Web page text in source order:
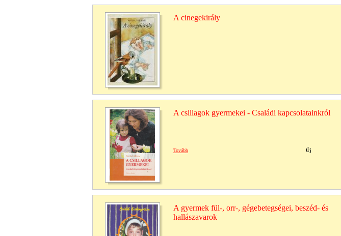
A cinegekirály
A csillagok gyermekei - Családi kapcsolatainkról
Tovább Új
A gyermek fül-, orr-, gégebetegségei, beszéd- és
hallászavarok